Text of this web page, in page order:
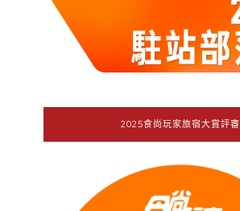
2025食尚玩家旅宿大賞評審